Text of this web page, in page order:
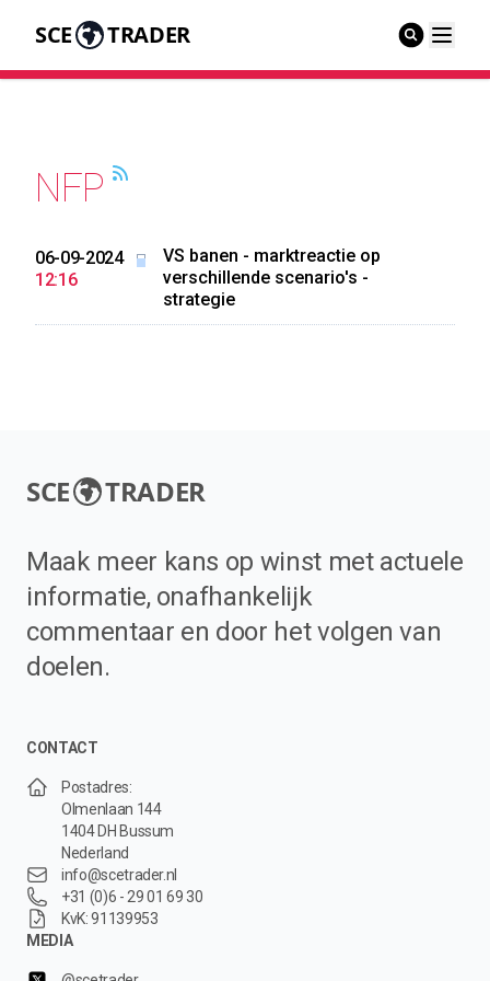
SCE TRADER
NFP
06-09-2024
12:16
VS banen - marktreactie op
verschillende scenario's -
strategie
SCE TRADER
Maak meer kans op winst met actuele
informatie, onafhankelijk
commentaar en door het volgen van
doelen.
CONTACT
Postadres:
Olmenlaan 144
1404 DH Bussum
Nederland
info@scetrader.nl
+31 (0)6 - 29 01 69 30
KvK: 91139953
MEDIA